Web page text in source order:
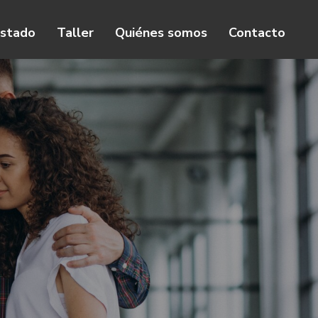
Taller Quiénes somos Contacto